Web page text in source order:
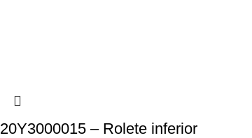
20Y3000015 – Rolete inferior